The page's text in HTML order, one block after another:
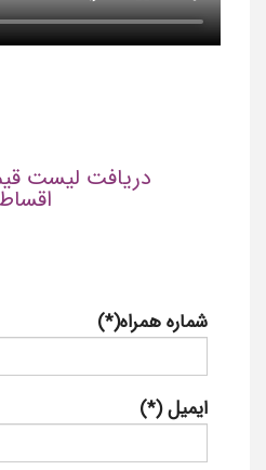
دریافت لیست
شماره همراه(*)
ایمیل (*)